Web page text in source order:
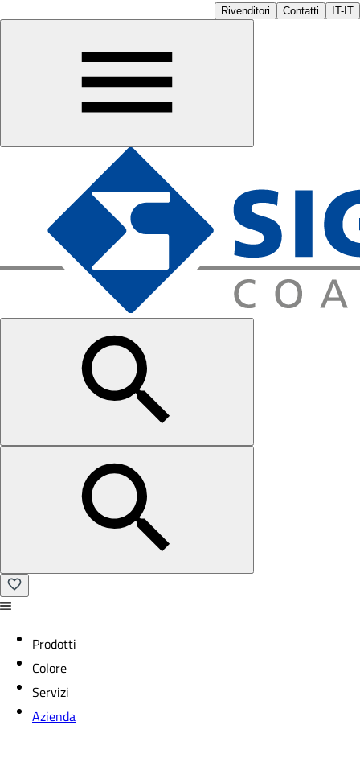
Rivenditori Contatti IT-IT
Prodotti
Colore
Servizi
Azienda